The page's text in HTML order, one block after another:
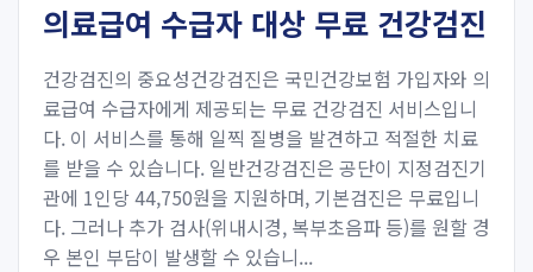
의료급여 수급자 대상 무료 건강검진
건강검진의 중요성건강검진은 국민건강보험 가입자와 의
료급여 수급자에게 제공되는 무료 건강검진 서비스입니
다. 이 서비스를 통해 일찍 질병을 발견하고 적절한 치료
를 받을 수 있습니다. 일반건강검진은 공단이 지정검진기
관에 1인당 44,750원을 지원하며, 기본검진은 무료입니
다. 그러나 추가 검사(위내시경, 복부초음파 등)를 원할 경
우 본인 부담이 발생할 수 있습니...